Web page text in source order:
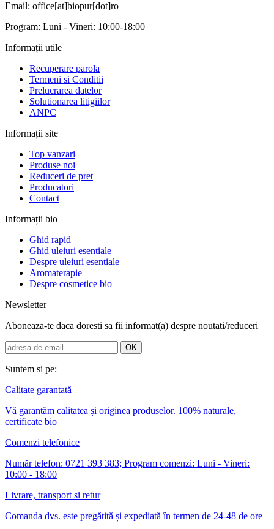
Email: office[at]biopur[dot]ro
Program: Luni - Vineri: 10:00-18:00
Informații utile
Recuperare parola
Termeni si Conditii
Prelucrarea datelor
Solutionarea litigiilor
ANPC
Informații site
Top vanzari
Produse noi
Reduceri de pret
Producatori
Contact
Informații bio
Ghid rapid
Ghid uleiuri esentiale
Despre uleiuri esentiale
Aromaterapie
Despre cosmetice bio
Newsletter
Aboneaza-te daca doresti sa fii informat(a) despre noutati/reduceri
Suntem si pe:
Calitate garantată
Vă garantăm calitatea și originea produselor. 100% naturale,
certificate bio
Comenzi telefonice
Număr telefon: 0721 393 383; Program comenzi: Luni - Vineri:
10:00 - 18:00
Livrare, transport si retur
Comanda dvs. este pregătită și expediată în termen de 24-48 de ore